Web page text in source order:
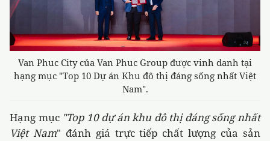
Van Phuc City của Van Phuc Group được vinh danh tại
hạng mục "Top 10 Dự án Khu đô thị đáng sống nhất Việt
Nam".
Hạng mục "Top 10 dự án khu đô thị đáng sống nhất
Việt Nam" đánh giá trực tiếp chất lượng của sản